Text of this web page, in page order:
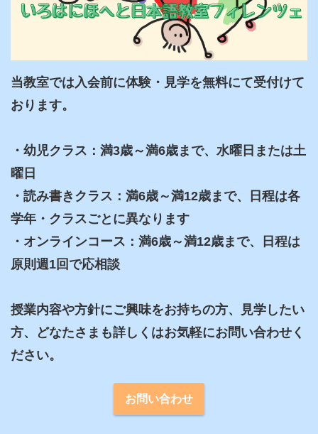
当教室では入会前に体験・見学を無料にて受付けて
おります。
・幼児クラス：満3歳～満6歳まで、水曜日または土
曜日
・読み書きクラス：満6歳～満12歳まで、日程は各
学年・クラスごとに異なります
・オンラインコース：満6歳～満12歳まで、日程は
原則週1回で応相談
授業内容や方針にご興味をお持ちの方、見学したい
方、どなたさまも詳しくはお気軽にお問い合わせく
ださい。
お問い合わせ